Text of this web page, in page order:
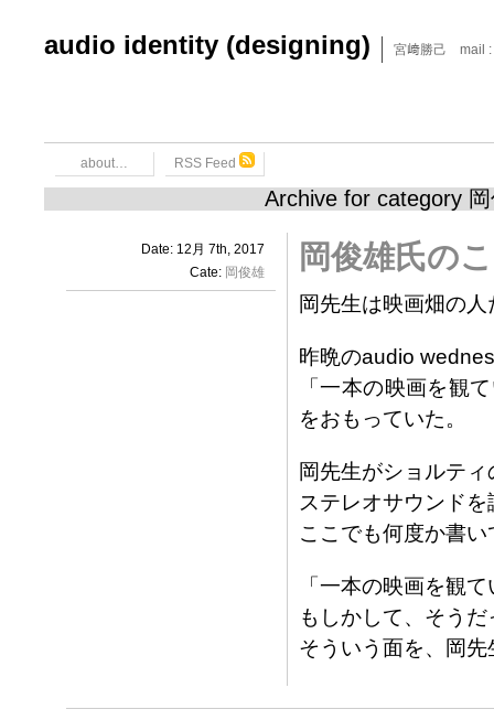
audio identity (designing) 宮﨑勝己 mail :
about… RSS Feed
Archive for category
Date: 12月 7th, 2017
Cate: 岡俊雄 岡俊雄氏の
岡先生は映画畑の人
昨晩のaudio
「一本の映画を観
をおもっていた。
岡先生がショルテ
ステレオサウンド
ここでも何度か書い
「一本の映画を観
もしかして、そう
そういう面を、岡